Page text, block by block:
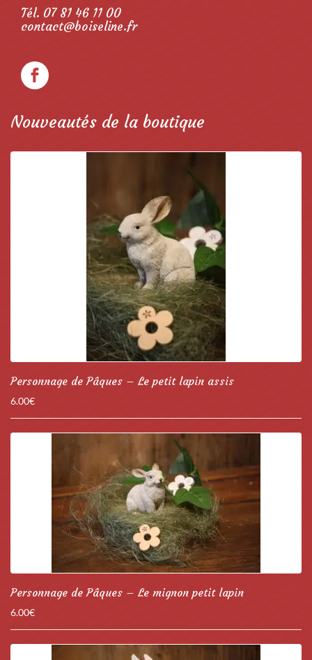
Tél. 07 81 46 11 00
contact@boiseline.fr
Nouveautés de la boutique
Personnage de Pâques – Le petit lapin assis
6.00€
Personnage de Pâques – Le mignon petit lapin
6.00€